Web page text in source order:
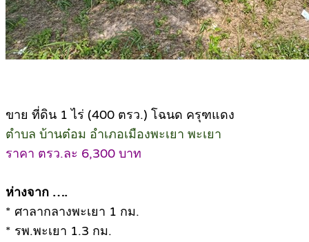
ขาย ที่ดิน 1 ไร่ (400 ตรว.) โฉนด ครุฑแดง
ตำบล บ้านต๋อม อำเภอเมืองพะเยา พะเยา
ราคา ตรว.ละ 6,300 บาท
ห่างจาก ….
* ศาลากลางพะเยา 1 กม.
* รพ.พะเยา 1.3 กม.